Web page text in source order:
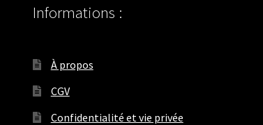
Informations :
À propos
CGV
Confidentialité et vie privée